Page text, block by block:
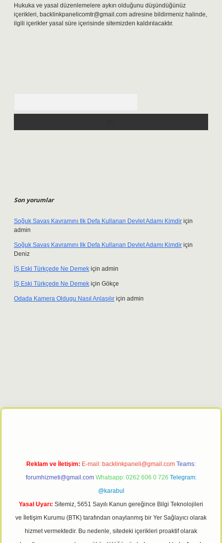
Hukuka ve yasal düzenlemelere aykırı olduğunu düşündüğünüz
içerikleri, backlinkpanelicomtr@gmail.com adresine bildirmeniz halinde,
ilgili içerikler yasal süre içerisinde sitemizden kaldırılacaktır.
Son yorumlar
Soğuk Savaş Kavramını Ilk Defa Kullanan Devlet Adamı Kimdir için
admin
Soğuk Savaş Kavramını Ilk Defa Kullanan Devlet Adamı Kimdir için
Deniz
İŞ Eski Türkçede Ne Demek için admin
İŞ Eski Türkçede Ne Demek için Gökçe
Odada Kamera Oldugu Nasıl Anlaşılır için admin
giriş adresitulipbett.net
Reklam ve İletişim: E-mail: backlinkpaneli@gmail.com Teams:
forumhizmeti@gmail.com Whatsapp: 0262 606 0 726 Telegram:
@karabul
Yasal Uyarı: Sitemiz, 5651 Sayılı Kanun gereğince Bilgi Teknolojileri
ve İletişim Kurumu (BTK) tarafından onaylanmış bir Yer Sağlayıcı olarak
hizmet vermektedir. Bu nedenle, sitedeki içerikleri proaktif olarak